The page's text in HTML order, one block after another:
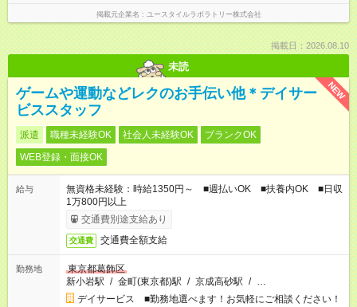
掲載元企業名 ユースタイルラボラトリー株式会社
掲載日：2026.08.10
未読
NEW
ゲームや運動などレクのお手伝い他＊デイサー
ビススタッフ
派遣 職種未経験OK 社会人未経験OK
ブランクOK
WEB登録・面接OK
給与
無資格未経験：時給1350円～ ■週払いOK ■扶養内OK ■日収
1万800円以上
交通費別途支給あり
交通費 交通費全額支給
勤務地
東京都葛飾区
新小岩駅 / 金町(東京都)駅 / 京成高砂駅 / …
デイサービス ■勤務地選べます！お気軽にご相談ください！